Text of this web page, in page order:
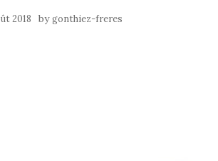
2018 bygonthiez-freres